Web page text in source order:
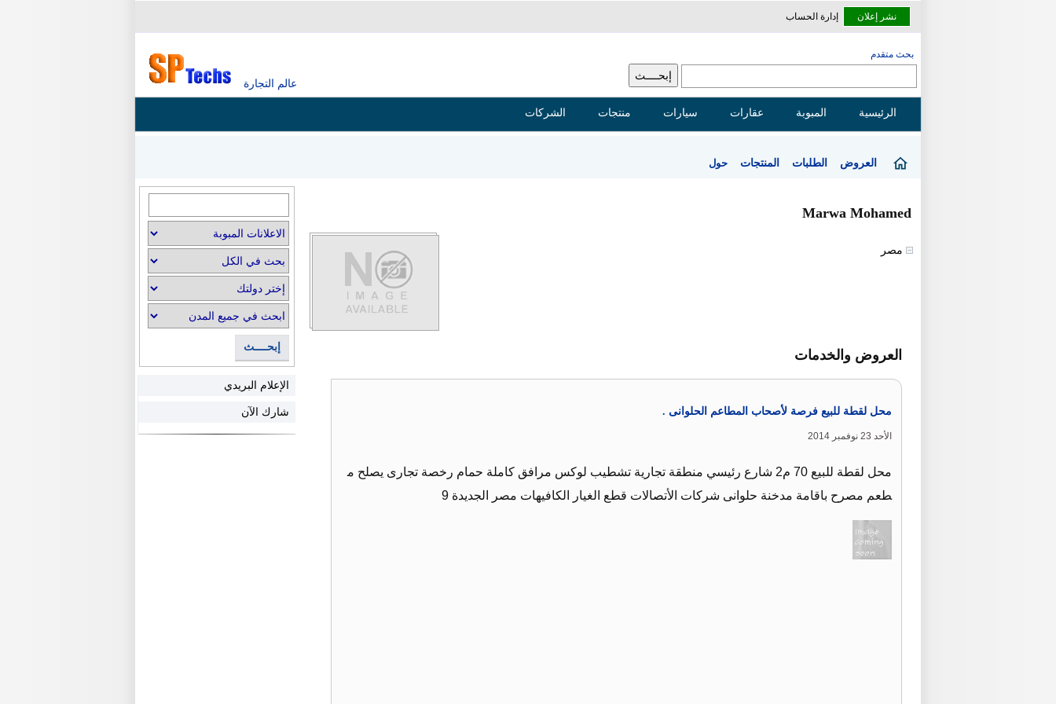
نشر إعلان إدارة الحساب
عالم التجارة
بحث متقدم
الرئيسية المبوبة عقارات سيارات منتجات الشركات
العروض الطلبات المنتجات حول
Marwa Mohamed
مصر
العروض والخدمات
محل لقطة للبيع فرصة لأصحاب المطاعم الحلوانى .
الأحد 23 نوفمبر 2014
محل لقطة للبيع 70 م2 شارع رئيسي منطقة تجارية تشطيب لوكس مرافق كاملة حمام رخصة تجارى يصلح م
طعم مصرح باقامة مدخنة حلوانى شركات الأتصالات قطع الغيار الكافيهات مصر الجديدة 9
إبحــــث
الإعلام البريدي
شارك الآن